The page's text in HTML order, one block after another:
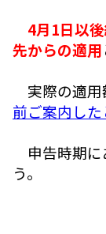
4月1日以
先からの適用
実際の適用
前ご案内した
申告時期に
う。